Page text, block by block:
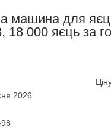
машина для
18 000 яєць за
2026